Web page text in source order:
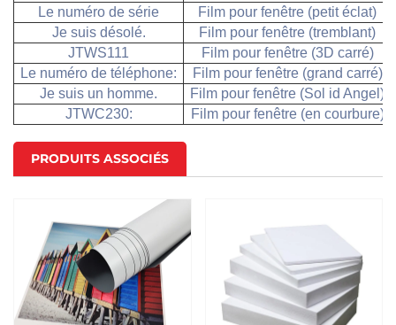
Le numéro de série
Film pour fenêtre (petit éclat)
Je suis désolé.
Film pour fenêtre (tremblant)
JTWS111
Film pour fenêtre (3D carré)
Le numéro de téléphone:
Film pour fenêtre (grand carré)
Je suis un homme.
Film pour fenêtre (Sol id Angel)
JTWC230:
Film pour fenêtre (en courbure)
PRODUITS ASSOCIÉS